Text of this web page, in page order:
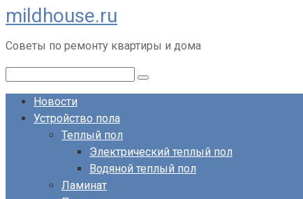
Перейти
к
контенту
mildhouse.ru
Советы по ремонту квартиры и дома
Новости
Устройство пола
Теплый пол
Электрический теплый пол
Водяной теплый пол
Ламинат